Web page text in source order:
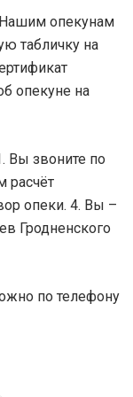
Нашим опекунам
табличку на
опекуне на
Вы звоните по
расчёт
опеки. 4. Вы –
Гродненского
по телефону